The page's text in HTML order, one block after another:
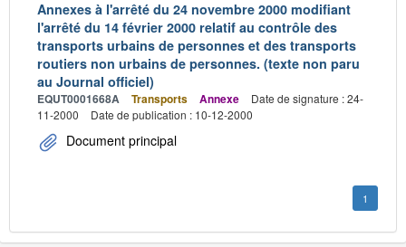
Annexes à l'arrêté du 24 novembre 2000 modifiant
l'arrêté du 14 février 2000 relatif au contrôle des
transports urbains de personnes et des transports
routiers non urbains de personnes. (texte non paru
au Journal officiel)
EQUT0001668A Transports Annexe
Date de signature : 24-
11-2000
Date de publication : 10-12-2000
Document principal
1